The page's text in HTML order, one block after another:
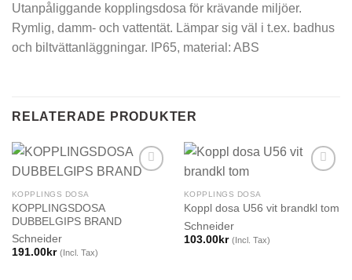
Utanpåliggande kopplingsdosa för krävande miljöer.
Rymlig, damm- och vattentät. Lämpar sig väl i t.ex. badhus
och biltvättanläggningar. IP65, material: ABS
RELATERADE PRODUKTER
KOPPLINGS DOSA
KOPPLINGSDOSA
DUBBELGIPS BRAND
Schneider
191.00kr (Incl. Tax)
KOPPLINGS DOSA
Koppl dosa U56 vit brandkl tom
Schneider
103.00kr (Incl. Tax)